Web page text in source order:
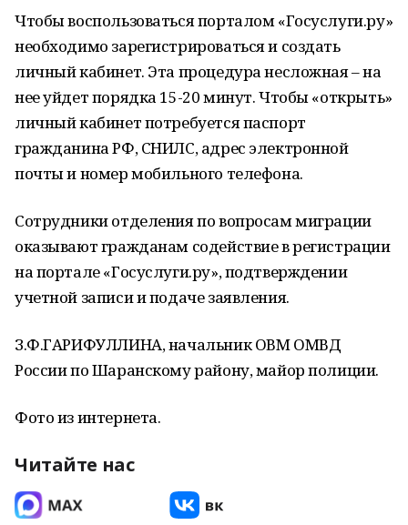
Чтобы воспользоваться порталом «Госуслуги.ру»
необходимо зарегистрироваться и создать
личный кабинет. Эта процедура несложная – на
нее уйдет порядка 15-20 минут. Чтобы «открыть»
личный кабинет потребуется паспорт
гражданина РФ, СНИЛС, адрес электронной
почты и номер мобильного телефона.
Сотрудники отделения по вопросам миграции
оказывают гражданам содействие в регистрации
на портале «Госуслуги.ру», подтверждении
учетной записи и подаче заявления.
З.Ф.ГАРИФУЛЛИНА, начальник ОВМ ОМВД
России по Шаранскому району, майор полиции.
Фото из интернета.
Читайте нас